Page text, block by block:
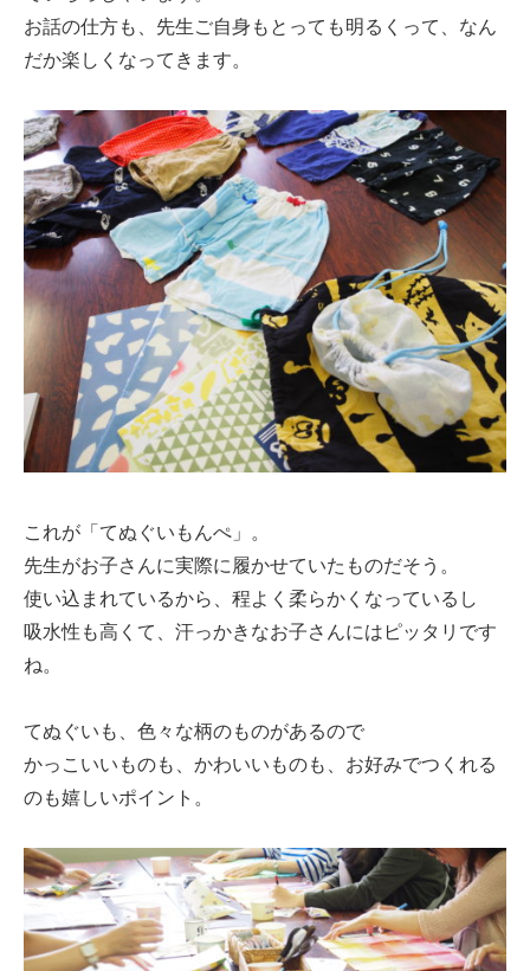
お話の仕方も、先生ご自身もとっても明るくって、なん
だか楽しくなってきます。
これが「てぬぐいもんぺ」。
先生がお子さんに実際に履かせていたものだそう。
使い込まれているから、程よく柔らかくなっているし
吸水性も高くて、汗っかきなお子さんにはピッタリです
ね。
てぬぐいも、色々な柄のものがあるので
かっこいいものも、かわいいものも、お好みでつくれる
のも嬉しいポイント。